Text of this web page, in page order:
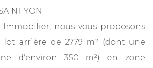
YON
Immobilier, nous vous proposons
arrière de 2779 m² (dont une
d'environ 350 m²) en zone